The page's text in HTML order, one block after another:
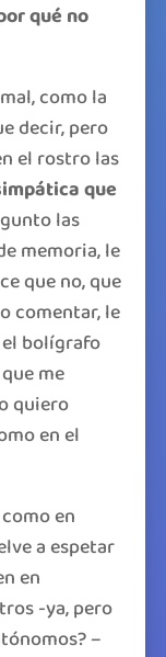
qué no
como la
decir, pero
el rostro las
que
las
memoria, le
que no, que
comentar, le
bolígrafo
me
quiero
en el
en
a espetar
en
-ya, pero
–